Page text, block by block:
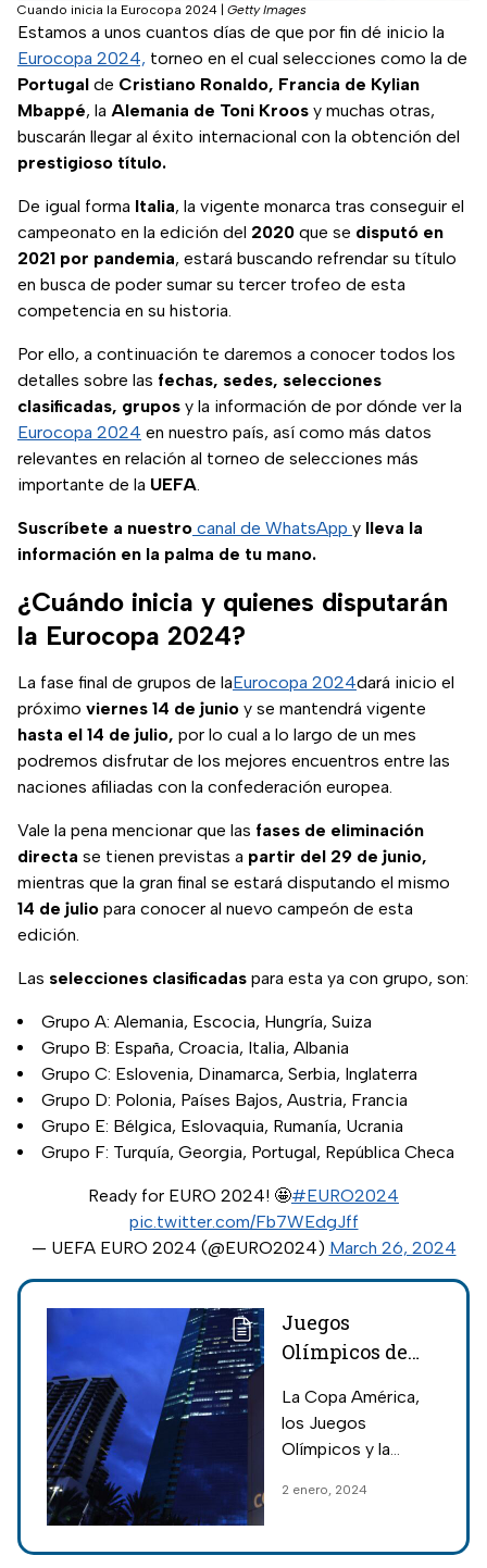
Cuando inicia la Eurocopa 2024 Getty Images
Estamos a unos cuantos días de que por fin dé inicio la
Eurocopa 2024, torneo en el cual selecciones como la de
Portugal de Cristiano Ronaldo, Francia de Kylian
Mbappé, la Alemania de Toni Kroos y muchas otras,
buscarán llegar al éxito internacional con la obtención del
prestigioso título.
De igual forma Italia, la vigente monarca tras conseguir el
campeonato en la edición del 2020 que se disputó en
2021 por pandemia, estará buscando refrendar su título
en busca de poder sumar su tercer trofeo de esta
competencia en su historia.
Por ello, a continuación te daremos a conocer todos los
detalles sobre las fechas, sedes, selecciones
clasificadas, grupos y la información de por dónde ver la
Eurocopa 2024 en nuestro país, así como más datos
relevantes en relación al torneo de selecciones más
importante de la UEFA.
Suscríbete a nuestro canal de WhatsApp y lleva la
información en la palma de tu mano.
¿Cuándo inicia y quienes disputarán
la Eurocopa 2024?
La fase final de grupos de laEurocopa 2024dará inicio el
próximo viernes 14 de junio y se mantendrá vigente
hasta el 14 de julio, por lo cual a lo largo de un mes
podremos disfrutar de los mejores encuentros entre las
naciones afiliadas con la confederación europea.
Vale la pena mencionar que las fases de eliminación
directa se tienen previstas a partir del 29 de junio,
mientras que la gran final se estará disputando el mismo
14 de julio para conocer al nuevo campeón de esta
edición.
Las selecciones clasificadas para esta ya con grupo, son:
Grupo A: Alemania, Escocia, Hungría, Suiza
Grupo B: España, Croacia, Italia, Albania
Grupo C: Eslovenia, Dinamarca, Serbia, Inglaterra
Grupo D: Polonia, Países Bajos, Austria, Francia
Grupo E: Bélgica, Eslovaquia, Rumanía, Ucrania
Grupo F: Turquía, Georgia, Portugal, República Checa
Ready for EURO 2024! 🤩#EURO2024
pic.twitter.com/Fb7WEdgJff
— UEFA EURO 2024 (@EURO2024) March 26, 2024
Juegos
Olímpicos de
América y más;
estos son los
deportivos más
2024
La Copa América,
los Juegos
Olímpicos y la
colocan como los
más esperados de
2 enero, 2024